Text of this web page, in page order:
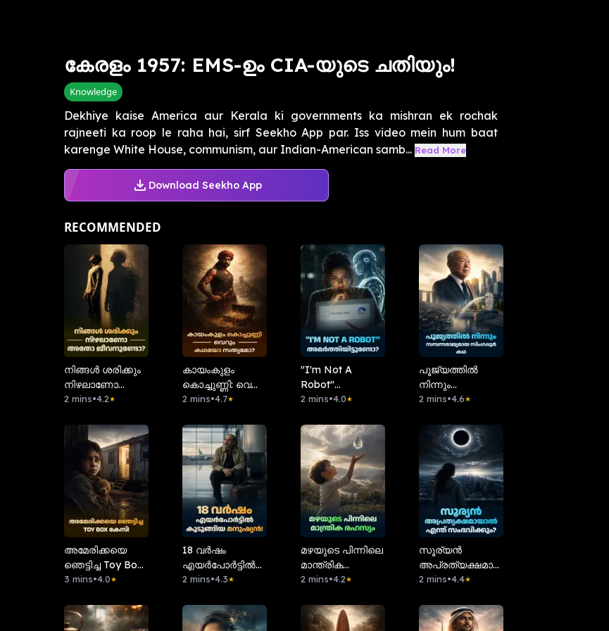
കേരളം 1957: EMS-ഉം CIA-യുടെ ചതിയും!
Knowledge
Dekhiye kaise America aur Kerala ki governments ka mishran ek rochak
rajneeti ka roop le raha hai, sirf Seekho App par. Iss video mein hum baat
karenge White House, communism, aur Indian-American samb... Read More
Download Seekho App
RECOMMENDED
നിങ്ങൾ ശരിക്കും
നിഴലാണോ
അതോ
2 mins•4.2★
കായംകുളം
കൊച്ചുണ്ണി: വെറും
കഥയോ
2 mins•4.7★
"I'm Not A
Robot"
അമർത്തിയിട്ടുണ്ടോ?
2 mins•4.0★
പൂജ്യത്തിൽ
നിന്നും
സമ്പന്നരാജ്യമായ
2 mins•4.6★
അമേരിക്കയെ
ഞെട്ടിച്ച Toy Box
കേസ്!
3 mins•4.0★
18 വർഷം
എയർപോർട്ടിൽ
കുടുങ്ങിയ
2 mins•4.3★
മഴയുടെ പിന്നിലെ
മാന്ത്രിക
രഹസ്യം?
2 mins•4.2★
സൂര്യൻ
അപ്രത്യക്ഷമായാൽ
എന്ത്
2 mins•4.4★